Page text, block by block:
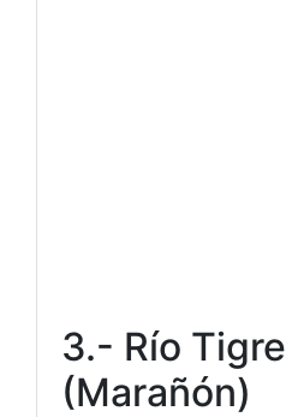
3.- Río Tigre
(Marañón)